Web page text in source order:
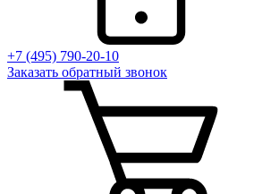
+7 (495) 790-20-10
Заказать обратный звонок